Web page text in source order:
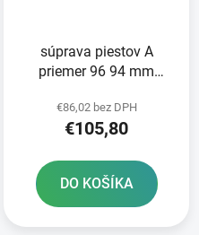
súprava piestov A
priemer 96 94 mm
PISTON
€86,02 bez DPH
€105,80
DO KOŠÍKA